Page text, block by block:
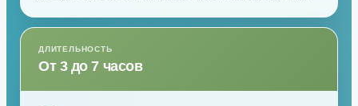
ДЛИТЕЛЬНОСТЬ
От 3 до 7 часов